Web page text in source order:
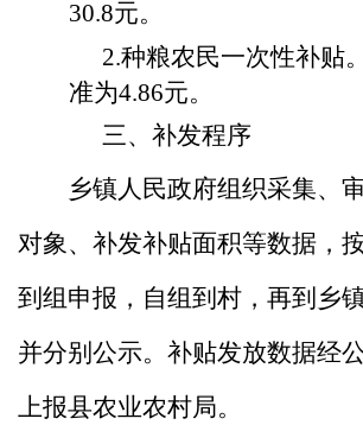
30.8元。
2.种粮农民一次性补贴
准为4.86元。
三、补发程序
乡镇人民政府组织采集、
对象、补发补贴面积等数据，
到组申报，自组到村，再到乡
并分别公示。补贴发放数据经
上报县农业农村局。